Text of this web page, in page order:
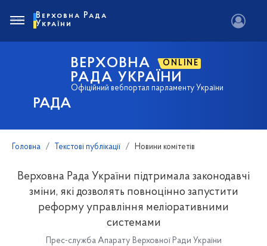
РАДА
ВЕРХОВНА ONLINE
РАДА УКРАЇНИ
Офіційний вебпортал парламенту України
Верховна Рада
України
Головна Текстові публікації Новини комітетів
Верховна Рада України підтримала законодавчі
зміни, які дозволять повноцінно запустити
реформу управління меліоративними
системами
Прес-служба Апарату Верховної Ради України